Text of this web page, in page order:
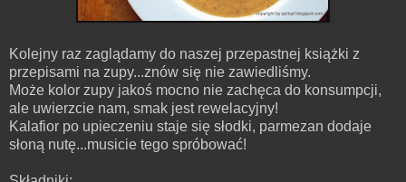
Kolejny raz zaglądamy do naszej przepastnej książki z
przepisami na zupy...znów się nie zawiedliśmy.
Może kolor zupy jakoś mocno nie zachęca do konsumpcji,
ale uwierzcie nam, smak jest rewelacyjny!
Kalafior po upieczeniu staje się słodki, parmezan dodaje
słoną nutę...musicie tego spróbować!